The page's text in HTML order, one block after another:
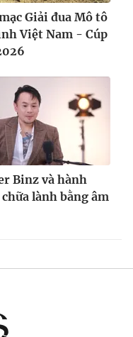
Giải đua Mô tô
Việt Nam - Cúp
Binz và hành
lành bằng âm